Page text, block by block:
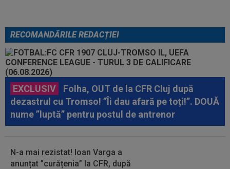
RECOMANDĂRILE REDACȚIEI
EXCLUSIV
Folha, OUT de la CFR Cluj după
dezastrul cu Tromso! ”Îi dau afară pe toți!”. DOUĂ
nume ”luptă” pentru postul de antrenor
N-a mai rezistat! Ioan Varga a
anunțat ”curățenia” la CFR, după